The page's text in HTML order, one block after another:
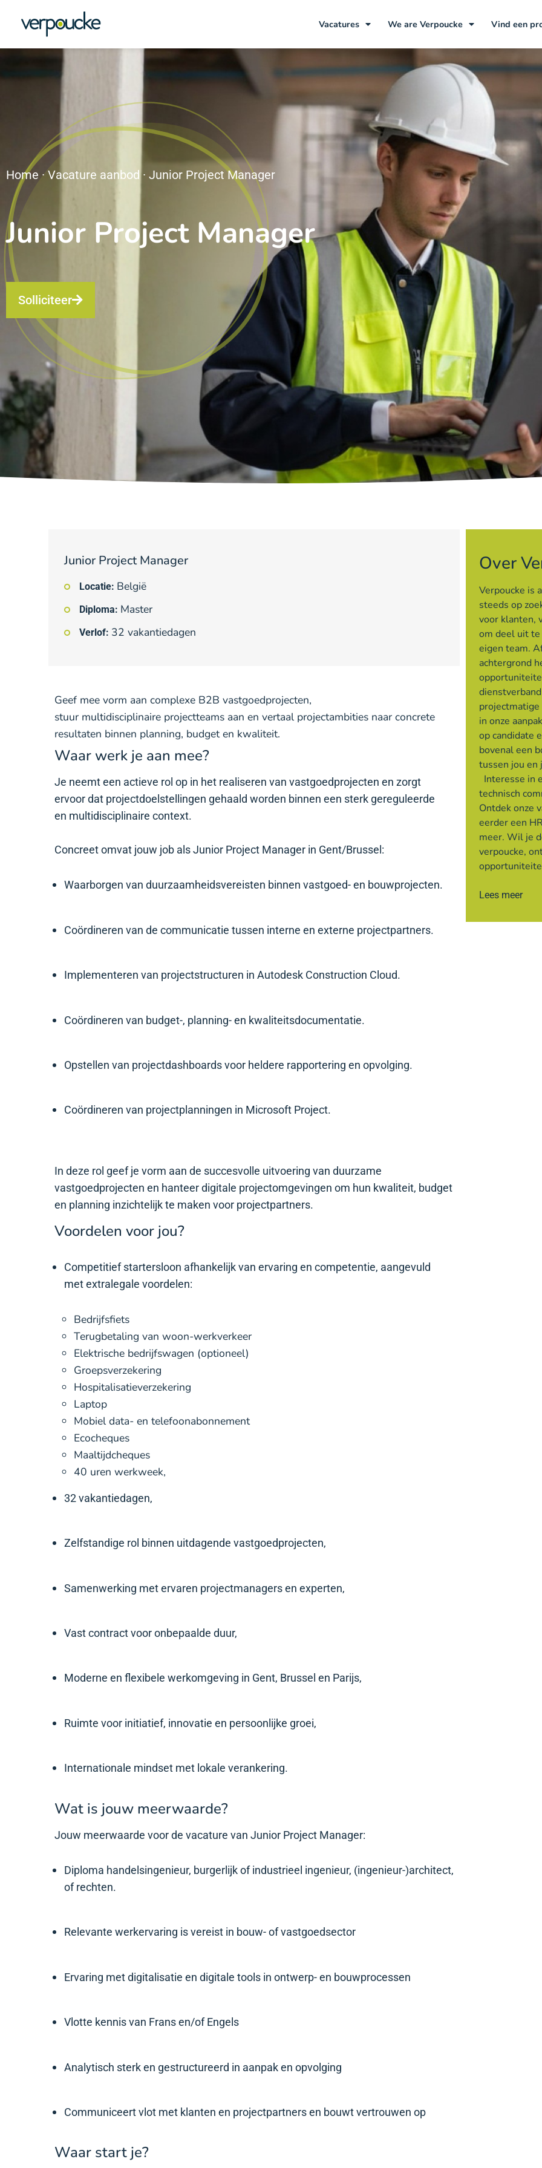
Vacatures We are Verpoucke Vind een
Home · Vacature aanbod · Junior Project Manager
Junior Project Manager
Solliciteer
Junior Project Manager
Locatie: België
Diploma: Master
Verlof: 32 vakantiedagen
Over
Verpoucke is
steeds op
voor klanten,
om deel uit te
eigen team.
achtergrond
projectmatige
in onze
op candidate
bovenal een
tussen jou en
Interesse in
technisch
Ontdek onze
eerder een
meer. Wil je
verpoucke,
Lees meer
Geef mee vorm aan complexe B2B vastgoedprojecten,
stuur multidisciplinaire projectteams aan en vertaal projectambities naar concrete
resultaten binnen planning, budget en kwaliteit.
Waar werk je aan mee?
Je neemt een actieve rol op in het realiseren van vastgoedprojecten en zorgt
ervoor dat projectdoelstellingen gehaald worden binnen een sterk gereguleerde
en multidisciplinaire context.
Concreet omvat jouw job als Junior Project Manager in Gent/Brussel:
Waarborgen van duurzaamheidsvereisten binnen vastgoed- en bouwprojecten.
Coördineren van de communicatie tussen interne en externe projectpartners.
Implementeren van projectstructuren in Autodesk Construction Cloud.
Coördineren van budget-, planning- en kwaliteitsdocumentatie.
Opstellen van projectdashboards voor heldere rapportering en opvolging.
Coördineren van projectplanningen in Microsoft Project.
In deze rol geef je vorm aan de succesvolle uitvoering van duurzame
vastgoedprojecten en hanteer digitale projectomgevingen om hun kwaliteit, budget
en planning inzichtelijk te maken voor projectpartners.
Voordelen voor jou?
Competitief startersloon afhankelijk van ervaring en competentie, aangevuld
met extralegale voordelen:
Bedrijfsfiets
Terugbetaling van woon-werkverkeer
Elektrische bedrijfswagen (optioneel)
Groepsverzekering
Hospitalisatieverzekering
Laptop
Mobiel data- en telefoonabonnement
Ecocheques
Maaltijdcheques
40 uren werkweek,
32 vakantiedagen,
Zelfstandige rol binnen uitdagende vastgoedprojecten,
Samenwerking met ervaren projectmanagers en experten,
Vast contract voor onbepaalde duur,
Moderne en flexibele werkomgeving in Gent, Brussel en Parijs,
Ruimte voor initiatief, innovatie en persoonlijke groei,
Internationale mindset met lokale verankering.
Wat is jouw meerwaarde?
Jouw meerwaarde voor de vacature van Junior Project Manager:
Diploma handelsingenieur, burgerlijk of industrieel ingenieur, (ingenieur-)architect,
of rechten.
Relevante werkervaring is vereist in bouw- of vastgoedsector
Ervaring met digitalisatie en digitale tools in ontwerp- en bouwprocessen
Vlotte kennis van Frans en/of Engels
Analytisch sterk en gestructureerd in aanpak en opvolging
Communiceert vlot met klanten en projectpartners en bouwt vertrouwen op
Waar start je?